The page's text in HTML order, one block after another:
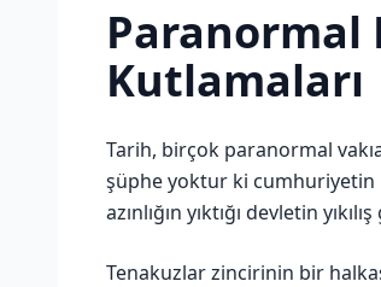
Kutlamaları
Tarih, birçok paranormal
şüphe yoktur ki cumhuriyetin
azınlığın yıktığı devletin
Tenakuzlar zincirinin bir